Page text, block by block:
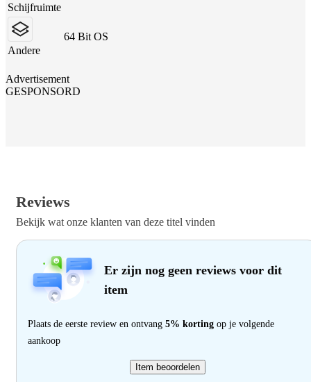
Schijfruimte
Andere
64 Bit OS
Advertisement
GESPONSORD
Reviews
Bekijk wat onze klanten van deze titel vinden
Er zijn nog geen reviews voor dit
item
Plaats de eerste review en ontvang 5% korting op je volgende
aankoop
Item beoordelen